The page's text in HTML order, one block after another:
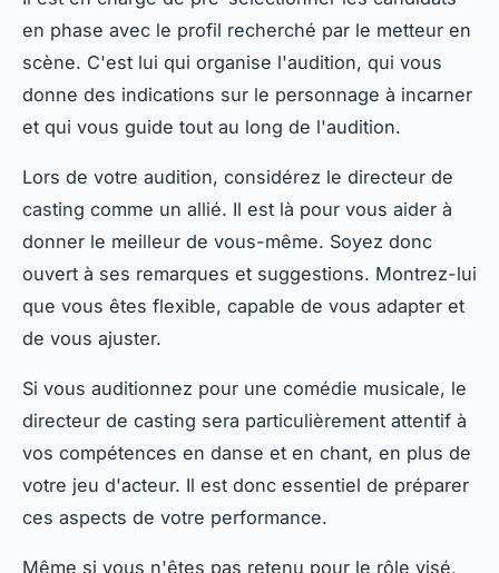
en phase avec le profil recherché par le metteur en
scène. C'est lui qui organise l'audition, qui vous
donne des indications sur le personnage à incarner
et qui vous guide tout au long de l'audition.
Lors de votre audition, considérez le directeur de
casting comme un allié. Il est là pour vous aider à
donner le meilleur de vous-même. Soyez donc
ouvert à ses remarques et suggestions. Montrez-lui
que vous êtes flexible, capable de vous adapter et
de vous ajuster.
Si vous auditionnez pour une comédie musicale, le
directeur de casting sera particulièrement attentif à
vos compétences en danse et en chant, en plus de
votre jeu d'acteur. Il est donc essentiel de préparer
ces aspects de votre performance.
Même si vous n'êtes pas retenu pour le rôle visé,